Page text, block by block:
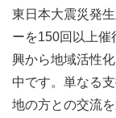
東日本大震災発
ーを150回以上催
興から地域活性
中です。単なる
地の方との交流